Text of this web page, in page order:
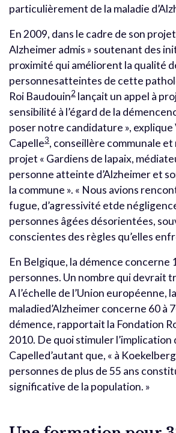
particulièrement de la maladie
En 2009, dans le cadre de son
Alzheimer admis » soutenant des
proximité qui améliorent la qualité
personnesatteintes de cette
Roi Baudouin2 lançait un appel à
sensibilité à l’égard de la
poser notre candidature »,
Capelle3, conseillère communale
projet « Gardiens de lapaix,
personne atteinte d’Alzheimer et
la commune ». « Nous avions
fugue, d’agressivité etde
personnes âgées désorientées,
conscientes des règles qu’elles
En Belgique, la démence concerne
personnes. Un nombre qui devrait
A l’échelle de l’Union européenne, la
maladied’Alzheimer concerne 60 à
démence, rapportait la Fondation
2010. De quoi stimuler l’implication
Capelled’autant que, « à
personnes de plus de 55 ans
significative de la population. »